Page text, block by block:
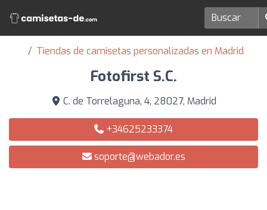
Tiendas de camisetas personalizadas en Madrid
Fotofirst S.C.
C. de Torrelaguna, 4, 28027, Madrid
+34625233374
soporte@webador.es